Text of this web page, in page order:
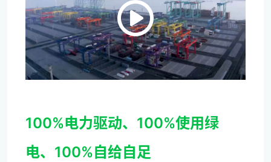
100%电力驱动、100%使用绿
电、100%自给自足